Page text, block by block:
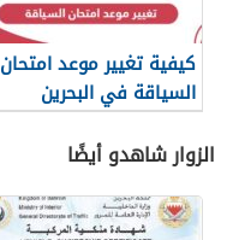
كيفية تغيير موعد امتحان
السياقة في البحرين
الزوار شاهدو أيضًا